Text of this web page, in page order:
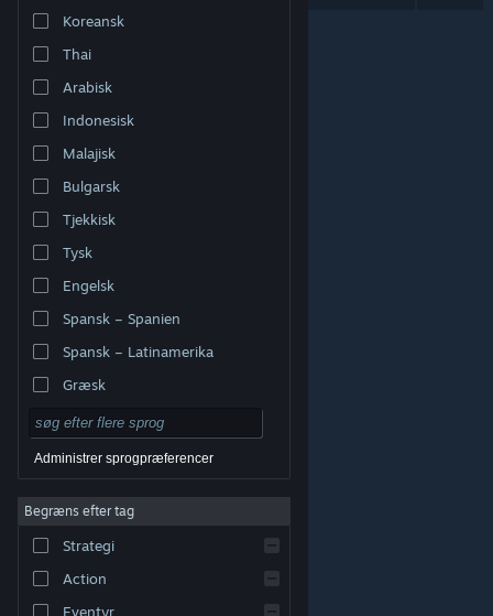
Hent Steam-mobilappen
Vis desktop-webside
varemærker tilhører deres respektive indehavere i USA
Tilgængelighed
Refunderinger|
Koreansk
Thai
Arabisk
Indonesisk
Malajisk
Bulgarsk
Tjekkisk
Tysk
Engelsk
Spansk – Spanien
Spansk – Latinamerika
Græsk
Administrer sprogpræferencer
Begræns efter tag
Strategi
Action
Eventyr